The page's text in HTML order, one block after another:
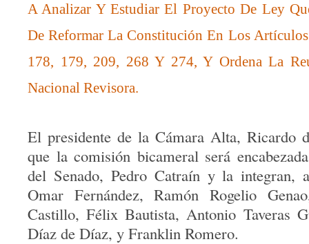
A Analizar Y Estudiar El Proyecto De Ley
De Reformar La Constitución En Los
178, 179, 209, 268 Y 274, Y Ordena La
Nacional Revisora.
El presidente de la Cámara Alta, Ricardo
que la comisión bicameral será
del Senado, Pedro Catraín y la integran,
Omar Fernández, Ramón Rogelio
Castillo, Félix Bautista, Antonio Taveras
Díaz de Díaz, y Franklin Romero.